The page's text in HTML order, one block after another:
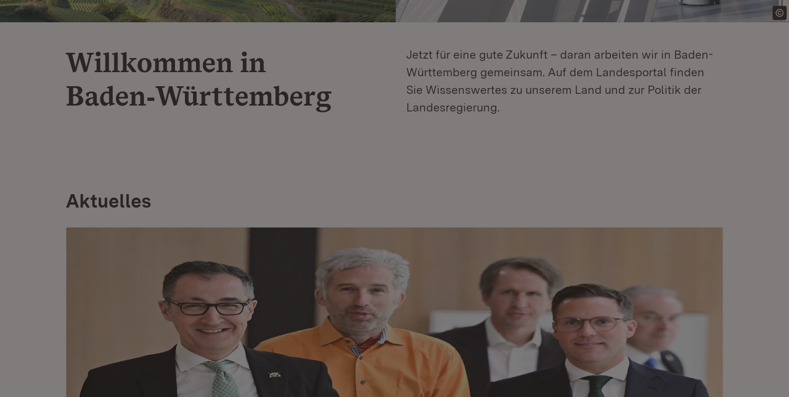
Willkommen in
Baden‑Württemberg
Jetzt für eine gute Zukunft – daran arbeiten wir in Baden-
Württemberg gemeinsam. Auf dem Landesportal finden
Sie Wissenswertes zu unserem Land und zur Politik der
Landesregierung.
Aktuelles